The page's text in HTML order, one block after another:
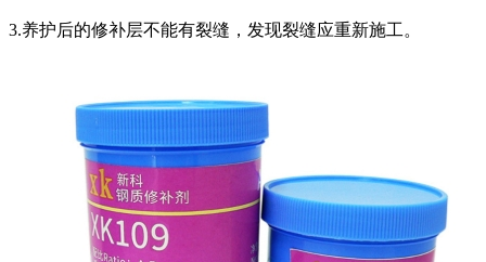
3.养护后的修补层不能有裂缝，发现裂缝应重新施工。